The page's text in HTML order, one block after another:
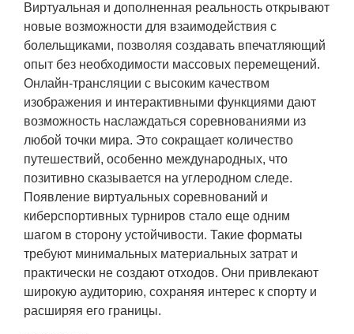
Виртуальная и дополненная реальность открывают
новые возможности для взаимодействия с
болельщиками, позволяя создавать впечатляющий
опыт без необходимости массовых перемещений.
Онлайн-трансляции с высоким качеством
изображения и интерактивными функциями дают
возможность наслаждаться соревнованиями из
любой точки мира. Это сокращает количество
путешествий, особенно международных, что
позитивно сказывается на углеродном следе.
Появление виртуальных соревнований и
киберспортивных турниров стало еще одним
шагом в сторону устойчивости. Такие форматы
требуют минимальных материальных затрат и
практически не создают отходов. Они привлекают
широкую аудиторию, сохраняя интерес к спорту и
расширяя его границы.